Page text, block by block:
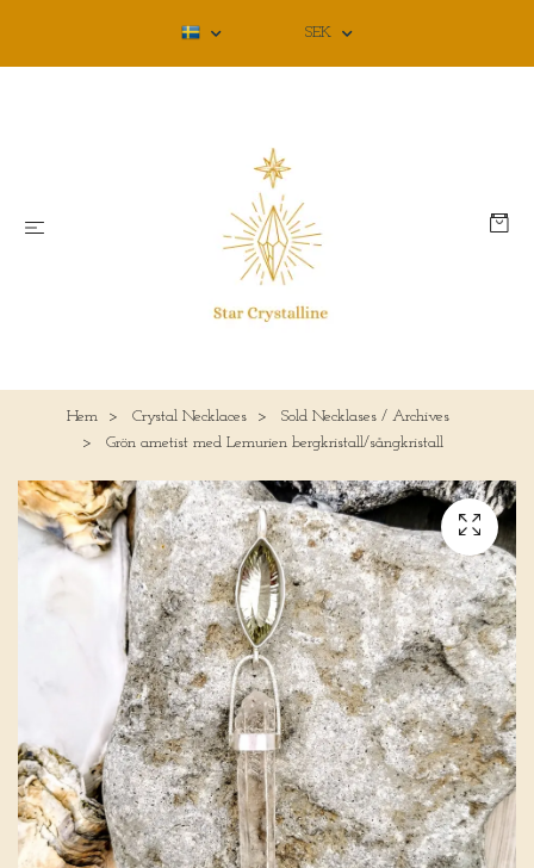
SEK
Hem Crystal Necklaces
Sold Necklases / Archives
Grön ametist med Lemurien bergkristall/sångkristall